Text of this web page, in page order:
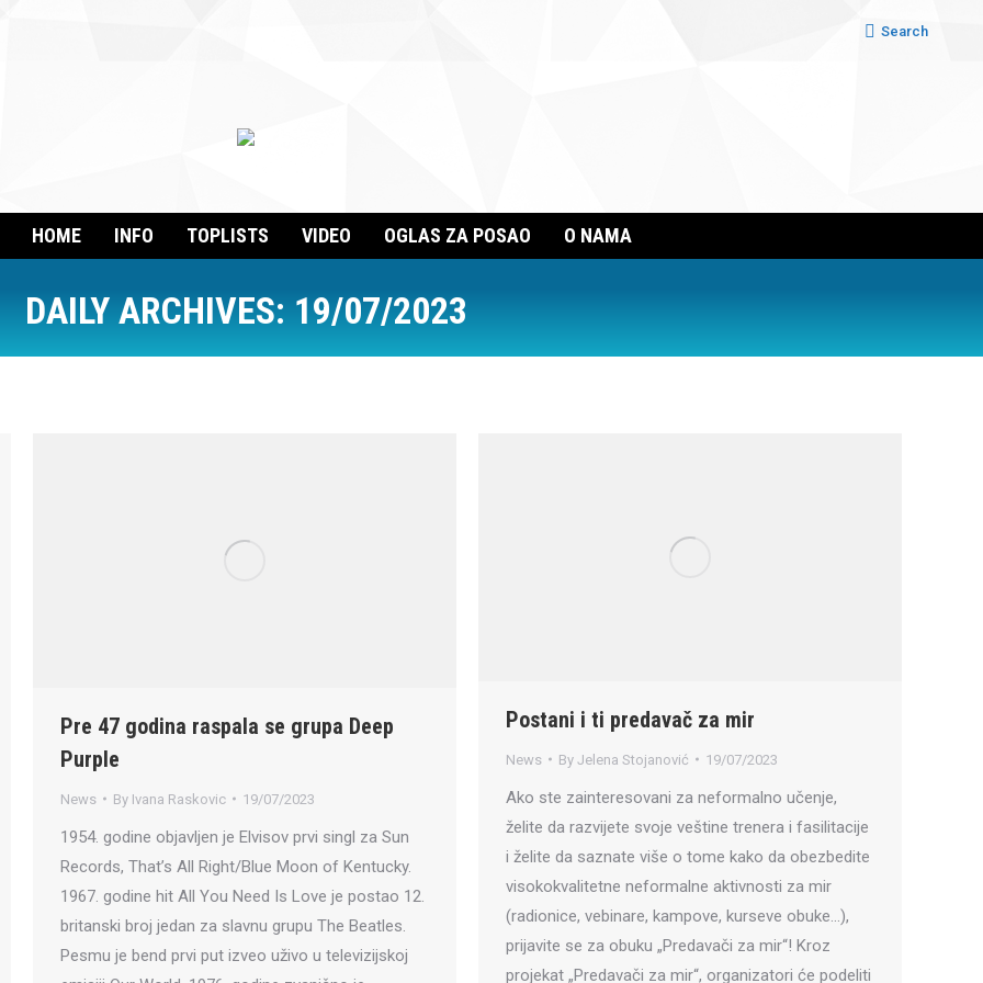
Search:
Search
HOME INFO TOPLISTS VIDEO OGLAS ZA POSAO O NAMA
DAILY ARCHIVES:19/07/2023
Pre 47 godina raspala se grupa Deep
Purple
News By Ivana Raskovic 19/07/2023
1954. godine objavljen je Elvisov prvi singl za Sun
Records, That’s All Right/Blue Moon of Kentucky.
1967. godine hit All You Need Is Love je postao 12.
britanski broj jedan za slavnu grupu The Beatles.
Pesmu je bend prvi put izveo uživo u televizijskoj
Postani i ti predavač za mir
News By Jelena Stojanović 19/07/2023
Ako ste zainteresovani za neformalno učenje,
želite da razvijete svoje veštine trenera i fasilitacije
i želite da saznate više o tome kako da obezbedite
visokokvalitetne neformalne aktivnosti za mir
(radionice, vebinare, kampove, kurseve obuke…),
prijavite se za obuku „Predavači za mir“! Kroz
projekat „Predavači za mir“, organizatori će podeliti